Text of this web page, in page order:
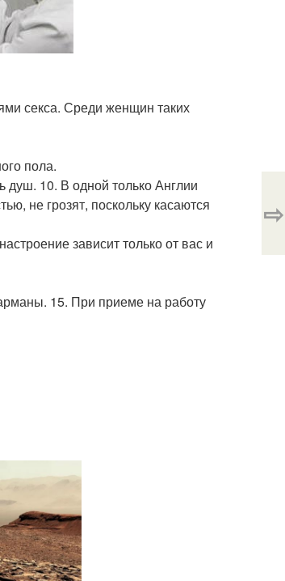
секса. Среди женщин таких
пола.
душ. 10. В одной только Англии
не грозят, поскольку касаются
зависит только от вас и
15. При приеме на работу
⇨